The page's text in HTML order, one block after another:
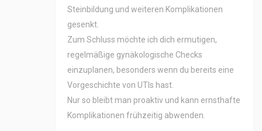
Steinbildung und weiteren Komplikationen
gesenkt.
Zum Schluss möchte ich dich ermutigen,
regelmäßige gynäkologische Checks
einzuplanen, besonders wenn du bereits eine
Vorgeschichte von UTIs hast.
Nur so bleibt man proaktiv und kann ernsthafte
Komplikationen frühzeitig abwenden.